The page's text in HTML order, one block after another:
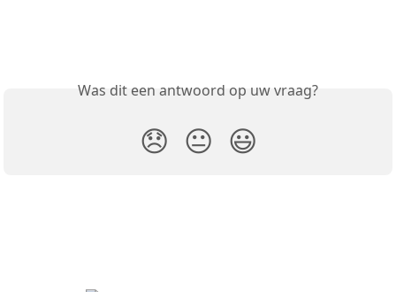
Was dit een antwoord op uw vraag?
😞 😐 😃